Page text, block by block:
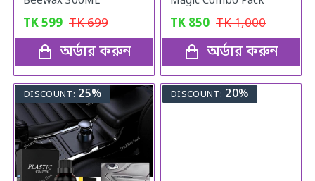
TK599 TK699
অর্ডার করুন
TK 850 TK1,000
অর্ডার করুন
DISCOUNT: 25% DISCOUNT: 20%